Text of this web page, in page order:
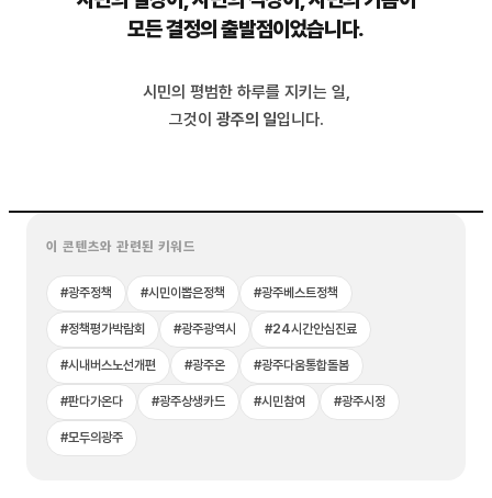
모든 결정의 출발점이었습니다.
시민의 평범한 하루를 지키는 일,
그것이 광주의 일입니다.
이 콘텐츠와 관련된 키워드
#광주정책 #시민이뽑은정책 #광주베스트정책
#정책평가박람회 #광주광역시 #24시간안심진료
#시내버스노선개편 #광주온 #광주다움통합돌봄
#판다가온다 #광주상생카드 #시민참여 #광주시정
#모두의광주